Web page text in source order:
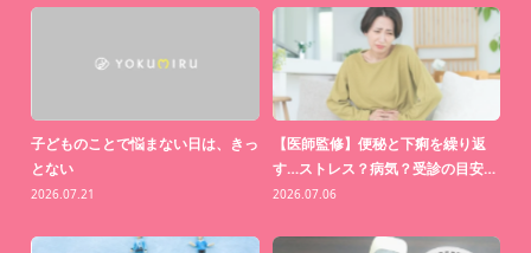
子どものことで悩まない日は、きっ
とない
2026.07.21
【医師監修】便秘と下痢を繰り返
す…ストレス？病気？受診の目安…
2026.07.06